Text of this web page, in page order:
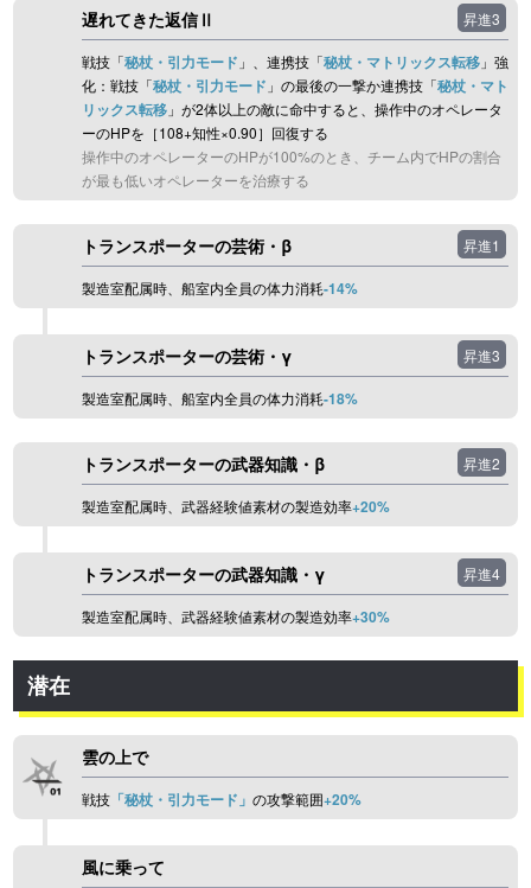
遅れてきた返信Ⅱ
戦技「秘杖・引力モード 」、連携技「秘杖・マトリックス転移 」強
化：戦技「秘杖・引力モード 」の最後の一撃か連携技「秘杖・マト
リックス転移 」が2体以上の敵に命中すると、操作中のオペレータ
ーのHPを［108+知性×0.90］回復する
操作中のオペレーターのHPが100%のとき、チーム内でHPの割合
が最も低いオペレーターを治療する
昇進3
トランスポーターの芸術・β
製造室配属時、船室内全員の体力消耗-14%
昇進1
トランスポーターの芸術・γ
製造室配属時、船室内全員の体力消耗-18%
昇進3
トランスポーターの武器知識・β
製造室配属時、武器経験値素材の製造効率+20%
昇進2
トランスポーターの武器知識・γ
製造室配属時、武器経験値素材の製造効率+30%
昇進4
潜在
雲の上で
戦技 「秘杖・引力モード」 の攻撃範囲+20%
風に乗って